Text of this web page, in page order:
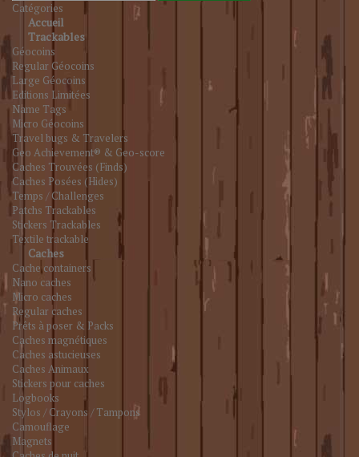
Catégories
Accueil
Trackables
Géocoins
Regular Géocoins
Large Géocoins
Editions Limitées
Name Tags
Micro Géocoins
Travel bugs & Travelers
Geo Achievement® & Geo-score
Caches Trouvées (Finds)
Caches Posées (Hides)
Temps / Challenges
Patchs Trackables
Stickers Trackables
Textile trackable
Caches
Cache containers
Nano caches
Micro caches
Regular caches
Prêts à poser & Packs
Caches magnétiques
Caches astucieuses
Caches Animaux
Stickers pour caches
Logbooks
Stylos / Crayons / Tampons
Camouflage
Magnets